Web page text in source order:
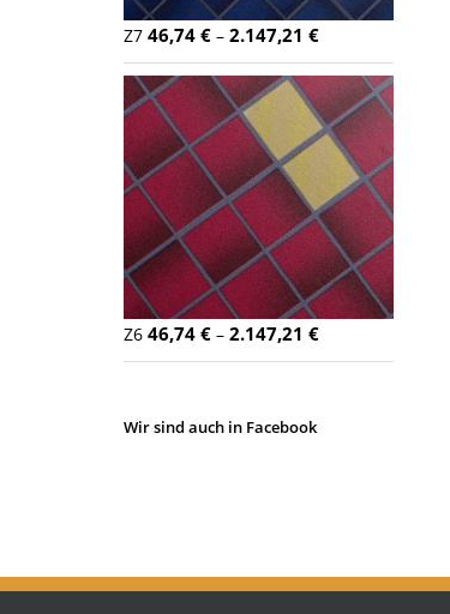
Z7 46,74 € – 2.147,21 €
Z6 46,74 € – 2.147,21 €
Wir sind auch in Facebook